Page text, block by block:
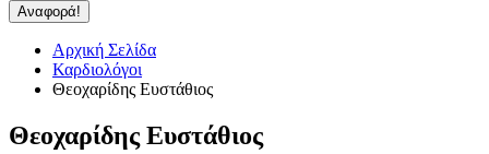
Αναφορά!
Αρχική Σελίδα
Καρδιολόγοι
Θεοχαρίδης Ευστάθιος
Θεοχαρίδης Ευστάθιος